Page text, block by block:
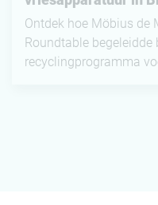
Ontdek hoe Möbius de
Roundtable begeleidde
recyclingprogramma